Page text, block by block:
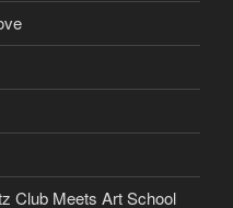
Club Meets Art School